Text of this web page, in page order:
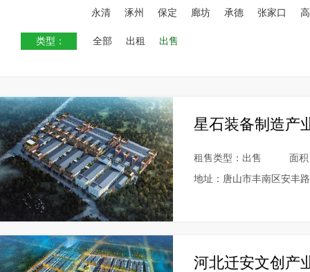
永清 涿州 保定 廊坊 承德 张家口
类型： 全部 出租 出售
星石装备制造产
租售类型：出售
面
地址：唐山市丰南区安丰路
河北迁安文创产